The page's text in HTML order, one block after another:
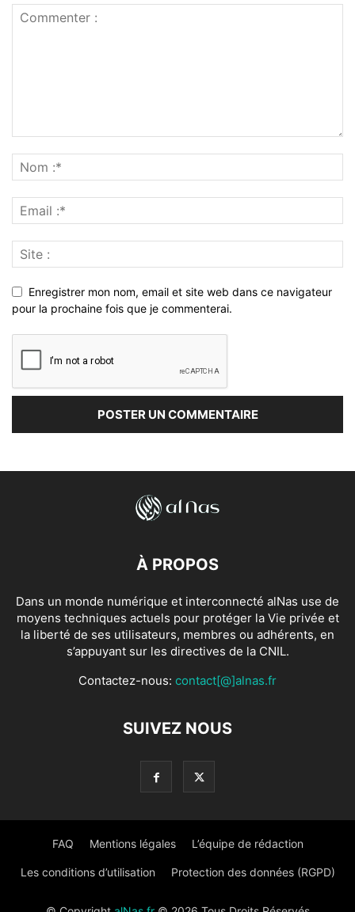
Enregistrer mon nom, email et site web dans ce navigateur
pour la prochaine fois que je commenterai.
À PROPOS
Dans un monde numérique et interconnecté alNas use de
moyens techniques actuels pour protéger la Vie privée et
la liberté de ses utilisateurs, membres ou adhérents, en
s’appuyant sur les directives de la CNIL.
Contactez-nous: contact[@]alnas.fr
SUIVEZ NOUS
FAQ Mentions légales L’équipe de rédaction
Les conditions d’utilisation Protection des données (RGPD)